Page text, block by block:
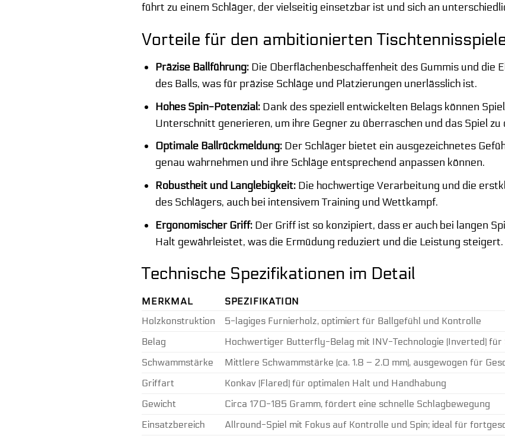
führt zu einem Schläger, der vielseitig einsetzbar ist und sich an
Vorteile für den ambitionierten
Präzise Ballführung:Die Oberflächenbeschaffenheit des Gummis und die
des Balls, was für präzise Schläge und Platzierungen unerlässlich ist.
Hohes Spin-Potenzial:Dank des speziell entwickelten Belags können
Unterschnitt generieren, um ihre Gegner zu überraschen und das Spiel zu
Optimale Ballrückmeldung:Der Schläger bietet ein ausgezeichnetes
genau wahrnehmen und ihre Schläge entsprechend anpassen können.
Robustheit und Langlebigkeit:Die hochwertige Verarbeitung und die
des Schlägers, auch bei intensivem Training und Wettkampf.
Ergonomischer Griff:Der Griff ist so konzipiert, dass er auch bei langen
Halt gewährleistet, was die Ermüdung reduziert und die Leistung steigert.
Technische Spezifikationen im Detail
MERKMAL
SPEZIFIKATION
Holzkonstruktion
5-lagiges Furnierholz, optimiert für Ballgefühl und Kontrolle
Belag
Hochwertiger Butterfly-Belag mit INV-Technologie (Inverted) für
Schwammstärke
Mittlere Schwammstärke (ca. 1.8 – 2.0 mm), ausgewogen für
Griffart
Konkav (Flared) für optimalen Halt und Handhabung
Gewicht
Circa 170-185 Gramm, fördert eine schnelle Schlagbewegung
Einsatzbereich
Allround-Spiel mit Fokus auf Kontrolle und Spin; ideal für